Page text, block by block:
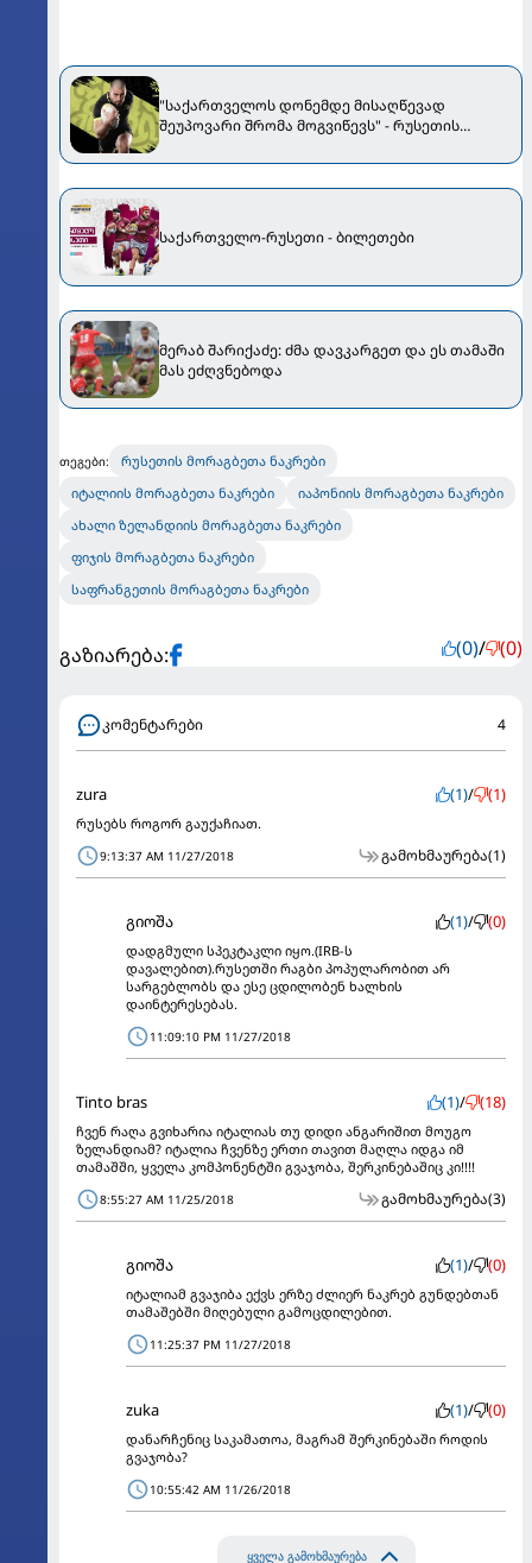
"საქართველოს დონემდე მისაღწევად
შეუპოვარი შრომა მოგვიწევს" - რუსეთის
საქართველო-რუსეთი - ბილეთები
მერაბ შარიქაძე: ძმა დავკარგეთ და ეს თამაში
მას ეძღვნებოდა
თეგები:
რუსეთის მორაგბეთა ნაკრები
იტალიის მორაგბეთა ნაკრები
იაპონიის მორაგბეთა ნაკრები
ახალი ზელანდიის მორაგბეთა ნაკრები
ფიჯის მორაგბეთა ნაკრები
საფრანგეთის მორაგბეთა ნაკრები
გაზიარება: (0)/ (0)
კომენტარები 4
zura (1)/ (1)
რუსებს როგორ გაუქაჩიათ.
9:13:37 AM 11/27/2018 გამოხმაურება(1)
გიოშა (1)/ (0)
დადგმული სპეკტაკლი იყო.(IRB-ს
დავალებით).რუსეთში რაგბი პოპულარობით არ
სარგებლობს და ესე ცდილობენ ხალხის
დაინტერესებას.
11:09:10 PM 11/27/2018
Tinto bras (1)/ (18)
ჩვენ რაღა გვიხარია იტალიას თუ დიდი ანგარიშით მოუგო
ზელანდიამ? იტალია ჩვენზე ერთი თავით მაღლა იდგა იმ
თამაშში, ყველა კომპონენტში გვაჯობა, შერკინებაშიც კი!!!!
8:55:27 AM 11/25/2018 გამოხმაურება(3)
გიოშა (1)/ (0)
იტალიამ გვაჯიბა ექვს ერზე ძლიერ ნაკრებ გუნდებთან
თამაშებში მიღებული გამოცდილებით.
11:25:37 PM 11/27/2018
zuka (1)/ (0)
დანარჩენიც საკამათოა, მაგრამ შერკინებაში როდის
გვაჯობა?
10:55:42 AM 11/26/2018
ყველა გამოხმაურება